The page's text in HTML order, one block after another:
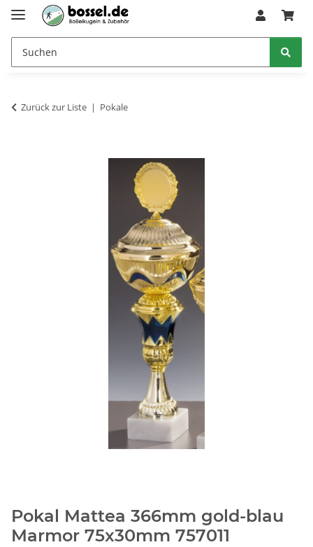
Zurück zur Liste Pokale
Pokal Mattea 366mm gold-blau
Marmor 75x30mm 757011